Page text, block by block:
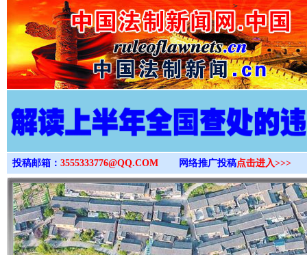
>
投稿邮箱： 3555333776@QQ.COM 网络推广投稿点击进入>>>